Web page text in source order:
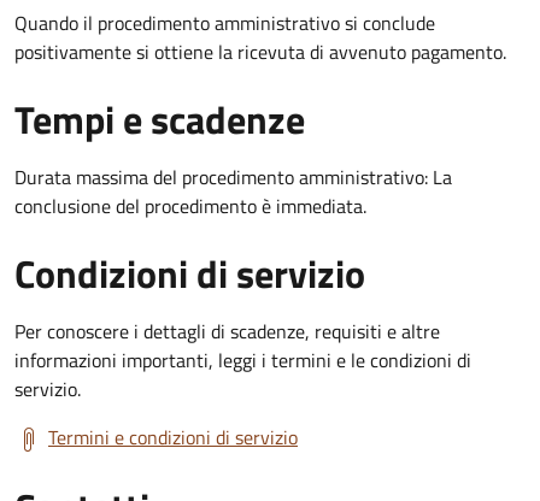
Quando il procedimento amministrativo si conclude
positivamente si ottiene la ricevuta di avvenuto pagamento.
Tempi e scadenze
Durata massima del procedimento amministrativo: La
conclusione del procedimento è immediata.
Condizioni di servizio
Per conoscere i dettagli di scadenze, requisiti e altre
informazioni importanti, leggi i termini e le condizioni di
servizio.
Termini e condizioni di servizio